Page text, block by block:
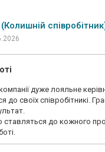
(Колишній
дуже лояльне
до своїх співробітникі.
ставляться до кожного